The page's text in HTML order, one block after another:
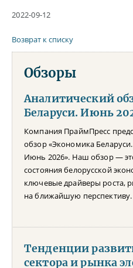
2022-09-12
Возврат к списку
Обзоры
Аналитический
Беларуси. Июнь
Компания ПраймПресс
обзор «Экономика
Июнь 2026». Наш обзор —
состояния белорусской
ключевые драйверы роста,
на ближайшую перспективу.
Тенденции
сектора и рынка